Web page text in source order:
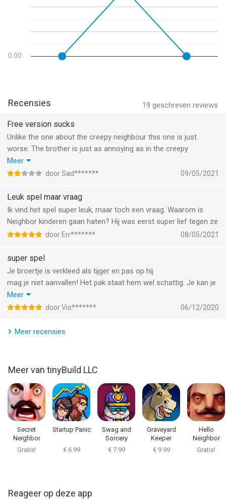
0.00
19 geschreven reviews
Recensies
Free version sucks
Unlike the one about the creepy neighbour this one is just
worse. The brother is just as annoying as in the creepy
neighbour one tho (you have to few options to hide from them
etc.) but finding the dolls is just not that special bc they’re
understand how the geysers work.
Meer
door Sad******* 09/05/2021
Leuk spel maar vraag
Ik vind het spel super leuk, maar toch een vraag. Waarom is
Neighbor kinderen gaan haten? Hij was eerst super lief tegen ze
door Err******* 08/05/2021
super spel
Je broertje is verkleed als tijger en pas op hij
mag je niet aanvallen! Het pak staat hem wel schattig. Je kan je
ook in een boompje verstoppen als hij achter je aan zit of hij in
de buurt is. Dit is gewoon een uitleg als je het spel speelt.
Meer
door Vio******* 06/12/2020
Meer recensies
Meer van tinyBuild LLC
Secret
Neighbor
Gratis!
Startup Panic
€ 6.99
Swag and
Sorcery
€ 7.99
Graveyard
Keeper
€ 9.99
Hello
Neighbor
Gratis!
Reageer op deze app